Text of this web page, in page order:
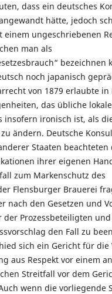
dass ein deutsches
hätte, jedoch
einem ungeschriebenen
man als
bezeichnen
noch japanisch
von 1879 erlaubte in
das übliche
insofern ironisch ist, als
ändern. Deutsche
Staaten beachteten
ihrer eigenen
zum Markenschutz des
Flensburger Brauerei
nach den Gesetzen und
der Prozessbeteiligten
den Fall zu
sich ein Gericht für die
aus Respekt vor einem
Streitfall vor dem
wenn die vorliegende